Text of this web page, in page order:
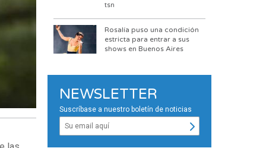
tsn
Rosalía puso una condición
estricta para entrar a sus
shows en Buenos Aires
NEWSLETTER
Suscríbase a nuestro boletín de noticias